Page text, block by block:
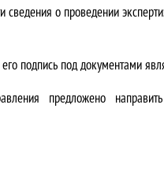
о проведении
подпись под документами
предложено